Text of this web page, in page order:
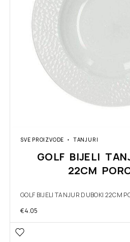
SVE PROIZVODE TANJURI
GOLF BIJELI
22CM
GOLF BIJELI TANJUR DUBOKI 22CM
€4.05